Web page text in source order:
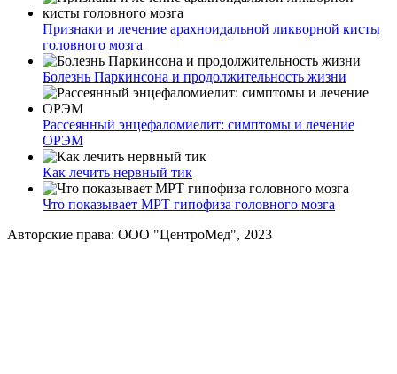
Признаки и лечение арахноидальной ликворной кисты
головного мозга
Болезнь Паркинсона и продолжительность жизни
Рассеянный энцефаломиелит: симптомы и лечение
ОРЭМ
Как лечить нервный тик
Что показывает МРТ гипофиза головного мозга
Авторские права: ООО "ЦентроМед", 2023